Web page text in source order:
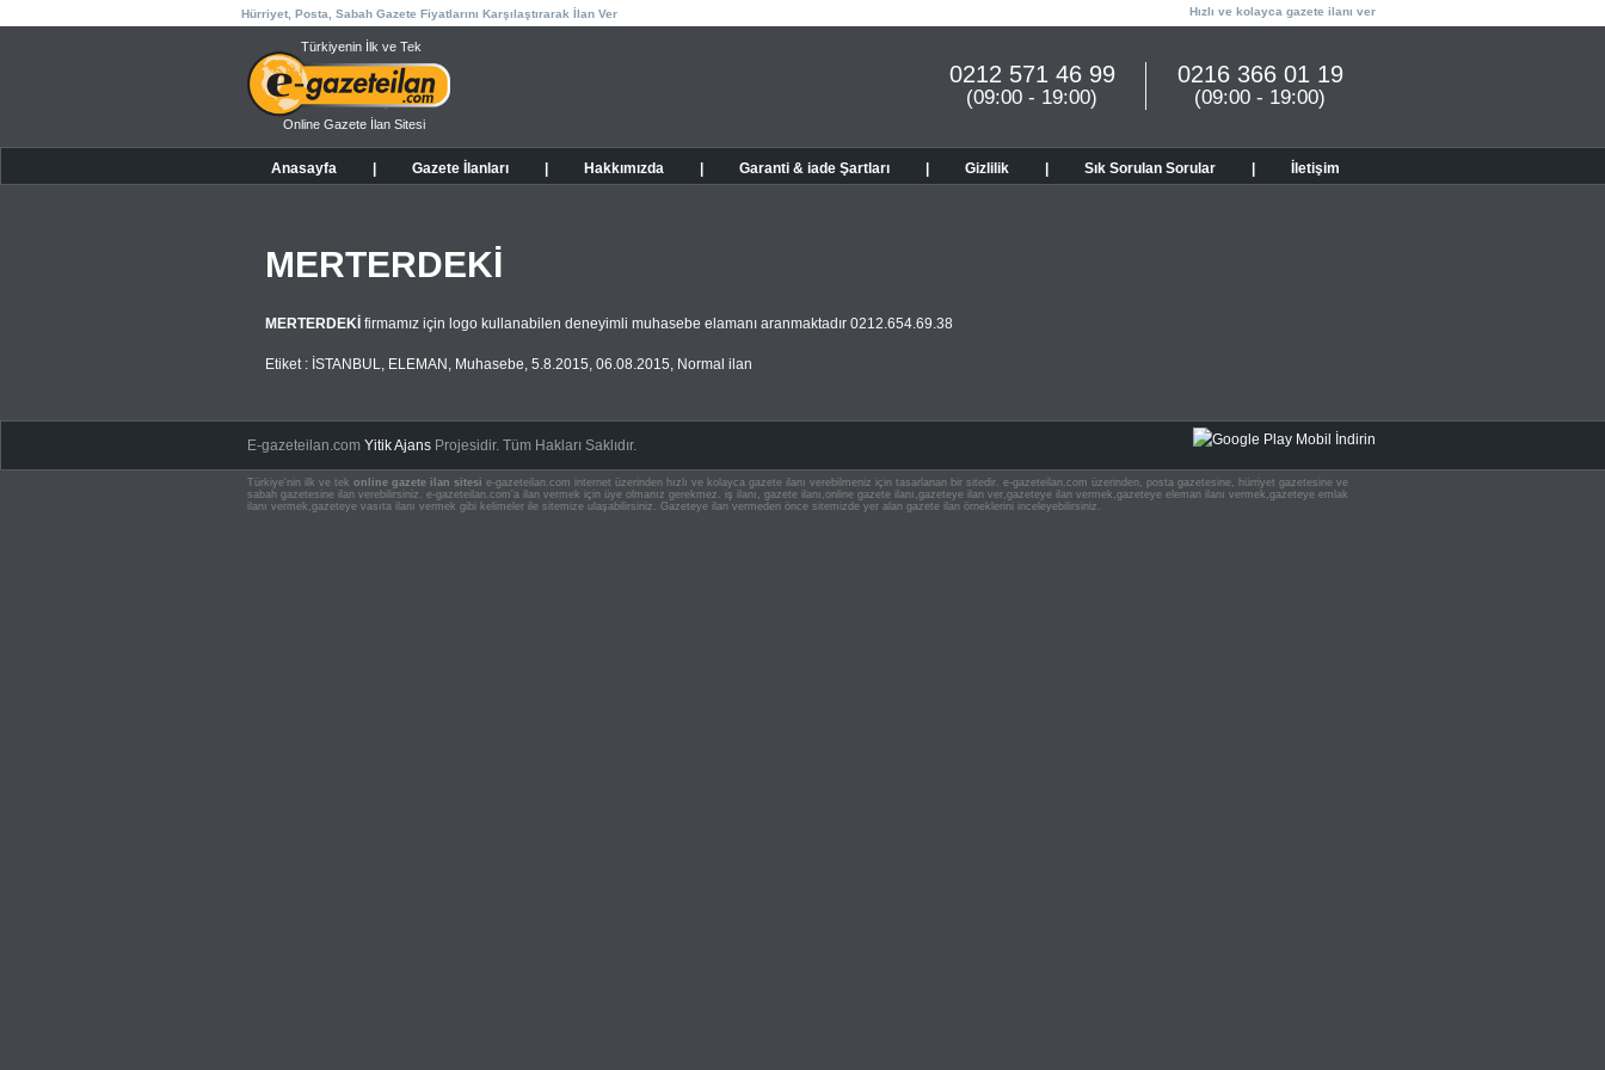
Hürriyet, Posta, Sabah Gazete Fiyatlarını Karşılaştırarak İlan Ver Hızlı ve kolayca gazete ilanı ver
Türkiyenin İlk ve Tek
Online Gazete İlan Sitesi
0216 366 01 19
(09:00 - 19:00)
0212 571 46 99
(09:00 - 19:00)
Anasayfa Gazete İlanları Hakkımızda Garanti & iade Şartları Gizlilik Sık Sorulan Sorular İletişim
MERTERDEKİ
MERTERDEKİ firmamız için logo kullanabilen deneyimli muhasebe elamanı aranmaktadır 0212.654.69.38
Etiket : İSTANBUL, ELEMAN , Muhasebe, 5.8.2015, 06.08.2015, Normal ilan
E-gazeteilan.comYitik Ajans Projesidir.Tüm Hakları Saklıdır.
Türkiye'nin ilk ve tek online gazete ilan sitesi e-gazeteilan.com internet üzerinden hızlı ve kolayca gazete ilanı verebilmeniz için tasarlanan bir sitedir. e-gazeteilan.com üzerinden, posta gazetesine, hürriyet gazetesine ve
sabah gazetesine ilan verebilirsiniz. e-gazeteilan.com'a ilan vermek için üye olmanız gerekmez. iş ilanı, gazete ilanı,online gazete ilanı,gazeteye ilan ver,gazeteye ilan vermek,gazeteye eleman ilanı vermek,gazeteye emlak
ilanı vermek,gazeteye vasıta ilanı vermek gibi kelimeler ile sitemize ulaşabilirsiniz. Gazeteye ilan vermeden önce sitemizde yer alan gazete ilan örneklerini inceleyebilirsiniz.